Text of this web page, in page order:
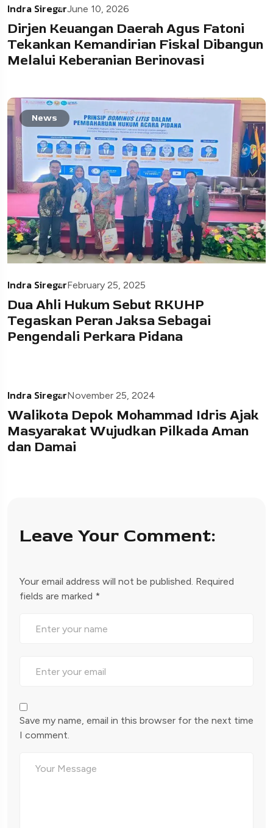
Indra SiregarJune 10, 2026
Dirjen Keuangan Daerah Agus Fatoni
Tekankan Kemandirian Fiskal Dibangun
Melalui Keberanian Berinovasi
News
Indra SiregarFebruary 25, 2025
Dua Ahli Hukum Sebut RKUHP
Tegaskan Peran Jaksa Sebagai
Pengendali Perkara Pidana
Indra SiregarNovember 25, 2024
Walikota Depok Mohammad Idris Ajak
Masyarakat Wujudkan Pilkada Aman
dan Damai
Leave Your Comment:
Your email address will not be published. Required
fields are marked *
Save my name, email in this browser for the next time
I comment.